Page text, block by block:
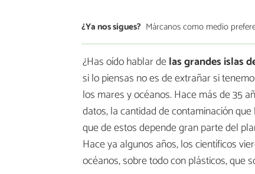
¿Ya nos sigues? Márcanos como medio
¿Has oído hablar delas grandes islas
si lo piensas no es de extrañar si
los mares y océanos. Hace más de 35
datos, la cantidad de contaminación
que de estos depende gran parte del
Hace ya algunos años, los científicos
océanos, sobre todo con plásticos, que